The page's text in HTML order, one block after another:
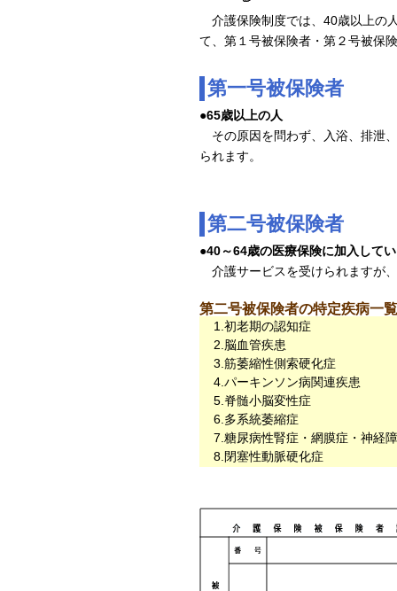
介護保険制度では、40歳以上の
て、第１号被保険者・第２号被保
第一号被保険者
●65歳以上の人
その原因を問わず、入浴、排泄
られます。
第二号被保険者
●40～64歳の医療保険に加入して
介護サービスを受けられますが
第二号被保険者の特定疾病一覧
1.初老期の認知症
2.脳血管疾患
3.筋萎縮性側索硬化症
4.パーキンソン病関連疾患
5.脊髄小脳変性症
6.多系統萎縮症
7.糖尿病性腎症・網膜症・神経
8.閉塞性動脈硬化症